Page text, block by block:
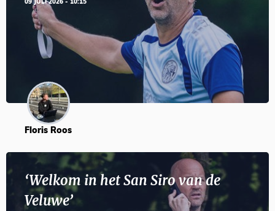
09 JULI 2026 - 10:15
Floris Roos
‘Welkom in het San Siro van de
Veluwe’